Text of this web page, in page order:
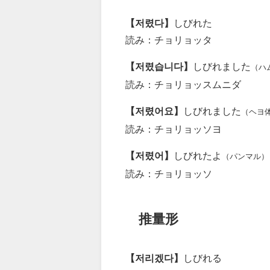
【저렸다】
しびれた
読み：チョリョッタ
【저렸습니다】 しびれました （ハ
読み：チョリョッスムニダ
【저렸어요】 しびれました （ヘヨ
読み：チョリョッソヨ
【저렸어】 しびれたよ （パンマル）
読み：チョリョッソ
推量形
【저리겠다】
しびれる